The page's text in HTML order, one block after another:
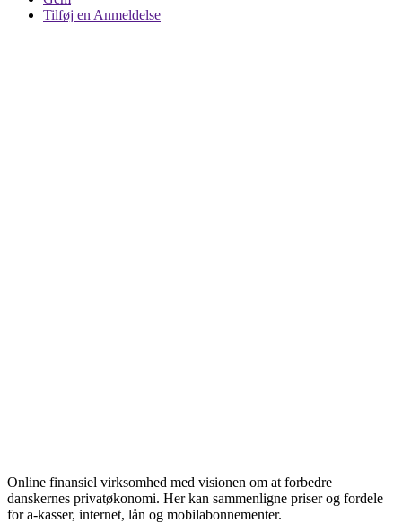
Tilføj en Anmeldelse
Online finansiel virksomhed med visionen om at forbedre
danskernes privatøkonomi. Her kan sammenligne priser og fordele
for a-kasser, internet, lån og mobilabonnementer.